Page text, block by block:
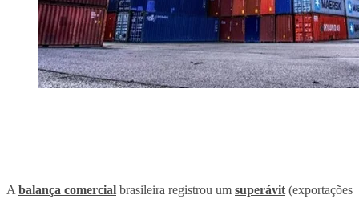
A balança comercial brasileira registrou um superávit (exportações